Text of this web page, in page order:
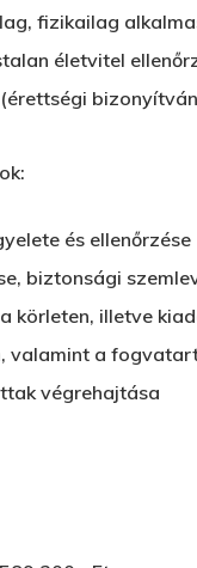
fizikailag
életvitel
és ellenőrzése
biztonsági
körleten, illetve
valamint a
végrehajtása